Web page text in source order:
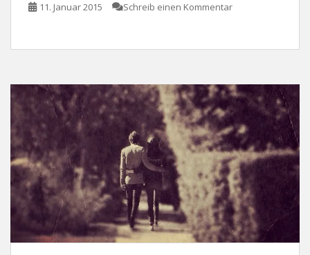
11. Januar 2015 Schreib einen Kommentar